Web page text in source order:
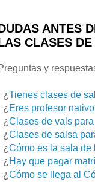
ANTES
CLASES
y
¿ Tienes clases de
¿ Eres profesor nativo
¿ Clases de vals
¿ Clases de salsa
¿ Cómo es la sala de
¿ Hay que pagar
¿ Cómo se llega al